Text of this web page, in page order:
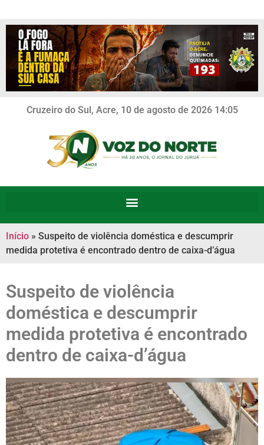
Cruzeiro do Sul, Acre, 10 de agosto de 2026 14:05
Início » Suspeito de violência doméstica e descumprir
medida protetiva é encontrado dentro de caixa-d’água
Suspeito de violência
doméstica e descumprir
medida protetiva é encontrado
dentro de caixa-d’água